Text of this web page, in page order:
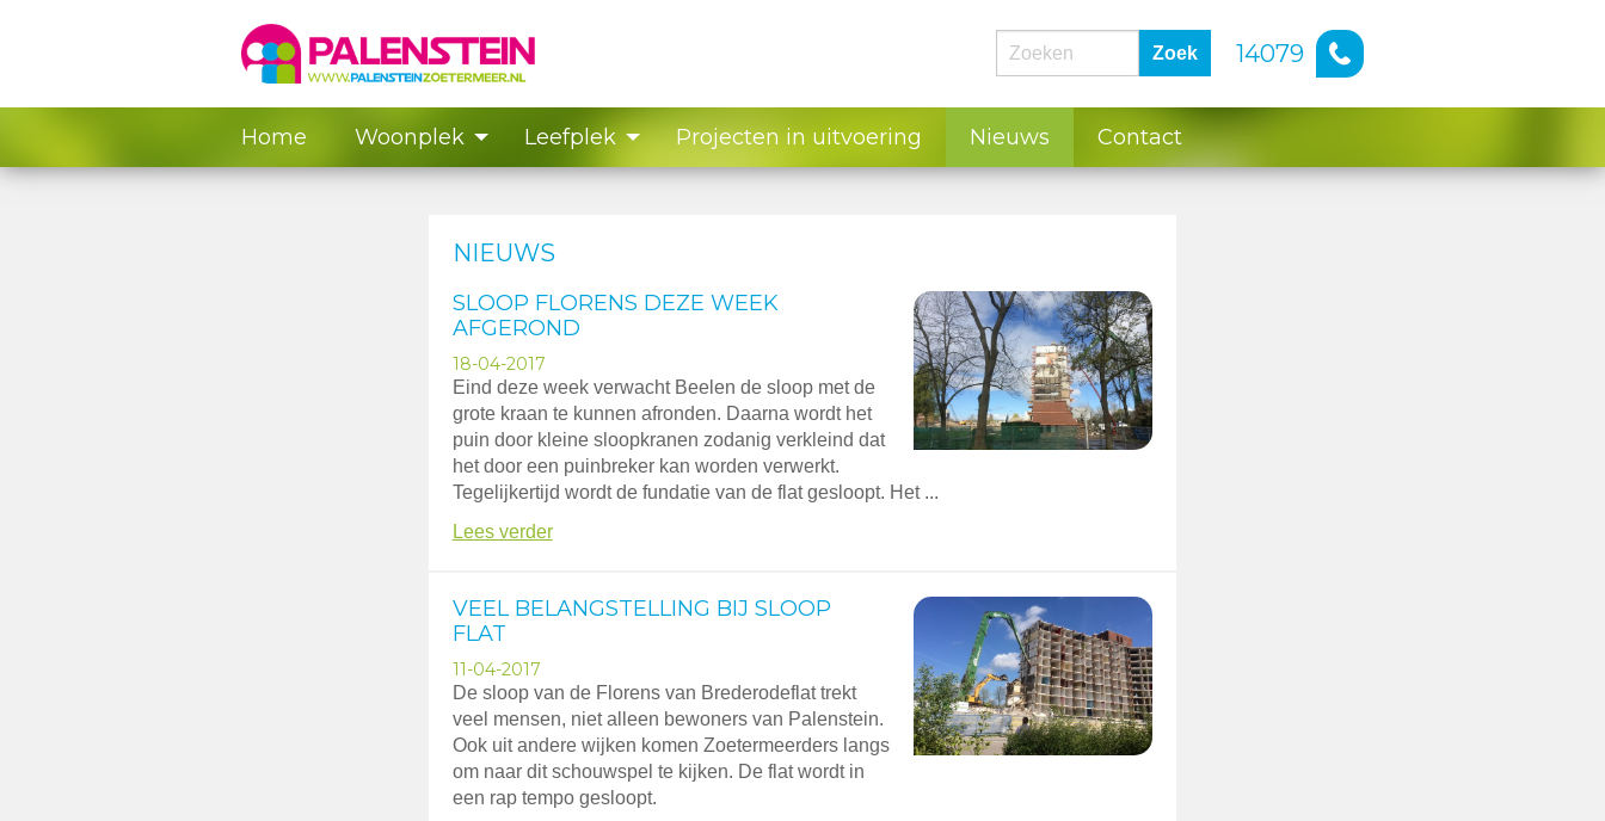
Zoek 14079
Home Woonplek Leefplek Projecten in uitvoering Nieuws Contact
NIEUWS
SLOOP FLORENS DEZE WEEK
AFGEROND
18-04-2017
Eind deze week verwacht Beelen de sloop met de
grote kraan te kunnen afronden. Daarna wordt het
puin door kleine sloopkranen zodanig verkleind dat
het door een puinbreker kan worden verwerkt.
Tegelijkertijd wordt de fundatie van de flat gesloopt. Het ...
Lees verder
VEEL BELANGSTELLING BIJ SLOOP
FLAT
11-04-2017
De sloop van de Florens van Brederodeflat trekt
veel mensen, niet alleen bewoners van Palenstein.
Ook uit andere wijken komen Zoetermeerders langs
om naar dit schouwspel te kijken. De flat wordt in
een rap tempo gesloopt.